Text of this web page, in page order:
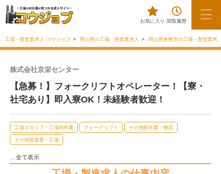
お気に入り 閲覧履歴
工場・製造業求人 コウジョブ 岡山県の工場・製造業求人 岡山県倉敷市の工場・製造業求
株式会社京栄センター
【急募！】フォークリフトオペレーター！【寮・
社宅あり】即入寮OK！未経験者歓迎！
工場スタッフ・工場内作業 フォークリフト その他軽作業・物流
その他製造業・工場
…全て表示